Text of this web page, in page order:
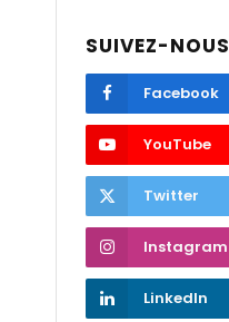
SUIVEZ-NOUS
Facebook
YouTube
Twitter
Instagram
LinkedIn